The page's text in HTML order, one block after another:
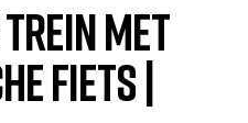
trein met
fiets |